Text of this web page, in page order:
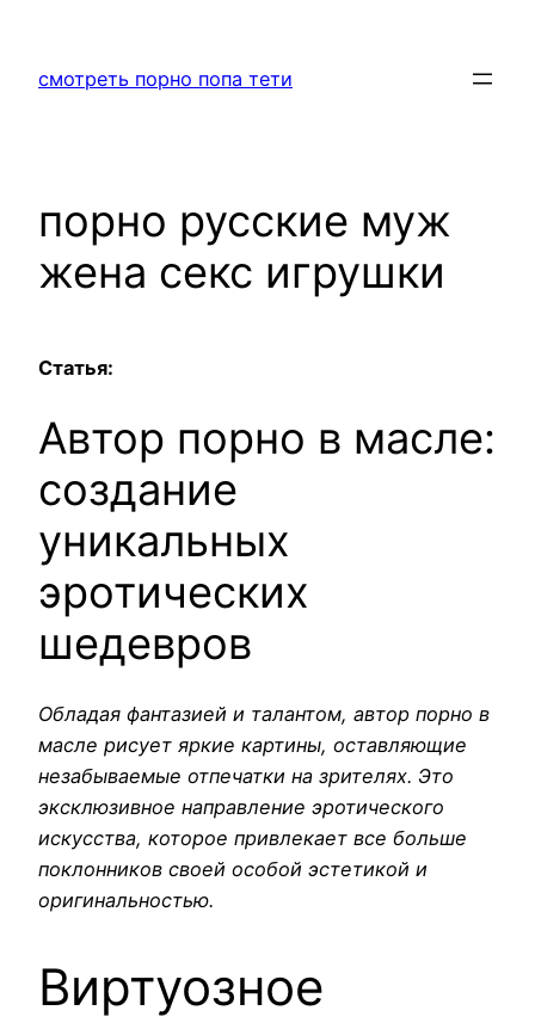
содержимому
смотреть порно попа тети
порно русские муж
жена секс игрушки
Статья:
Автор порно в масле:
создание
уникальных
эротических
шедевров
Обладая фантазией и талантом, автор порно в
масле рисует яркие картины, оставляющие
незабываемые отпечатки на зрителях. Это
эксклюзивное направление эротического
искусства, которое привлекает все больше
поклонников своей особой эстетикой и
оригинальностью.
Виртуозное